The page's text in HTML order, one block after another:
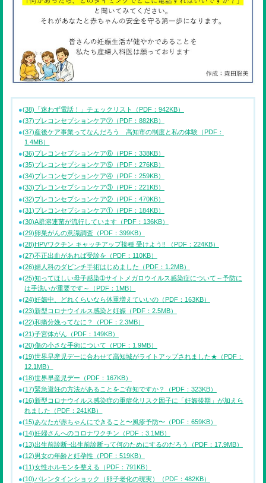
(38)「迷わず電話！」チェックリスト（PDF：942KB）
(37)プレコンセプションケア⑦（PDF：882KB）
(37)産後ケア事業ってなんだろう 高知市の制度と私の体験（PDF：
1.4MB）
(36)プレコンセプションケア⑥（PDF：338KB）
(35)プレコンセプションケア⑤（PDF：276KB）
(34)プレコンセプションケア④（PDF：259KB）
(33)プレコンセプションケア③（PDF：221KB）
(32)プレコンセプションケア②（PDF：470KB）
(31)プレコンセプションケア①（PDF：184KB）
(30)A群溶連菌が流行しています（PDF：136KB）
(29)卵巣がんの意識調査（PDF：399KB）
(28)HPVワクチン キャッチアップ接種 受けよう‼ （PDF：224KB）
(27)不正出血があれば受診を（PDF：110KB）
(26)婦人科のダビンチ手術はじめました（PDF：1.2MB）
(25)知ってほしい母子感染➀サイトメガロウイルス感染症について～予防に
は手洗いが重要です～（PDF：1MB）
(24)妊娠中、どれくらいなら体重増えていいの（PDF：163KB）
(23)新型コロナウイルス感染と妊娠（PDF：2.5MB）
(22)和痛分娩ってなに？（PDF：2.3MB）
(21)子宮体がん（PDF：149KB）
(20)傷の小さな手術について（PDF：1.9MB）
(19)世界早産児デーに合わせて高知城がライトアップされました★（PDF：
12.1MB）
(18)世界早産児デー（PDF：167KB）
(17)緊急避妊の方法があることをご存知ですか？（PDF：323KB）
(16)新型コロナウイルス感染症の重症化リスク因子に「妊娠後期」が加えら
れました（PDF：241KB）
(15)あなたが赤ちゃんにできること〜風疹予防〜（PDF：659KB）
(14)妊婦さんへのコロナワクチン（PDF：3.1MB）
(13)出生前診断~出生前診断って何のためにするのだろう（PDF：17.9MB）
(12)男女の年齢と妊孕性（PDF：519KB）
(11)女性ホルモンを整える（PDF：791KB）
(10)バレンタインショック（卵子老化の現実）（PDF：482KB）